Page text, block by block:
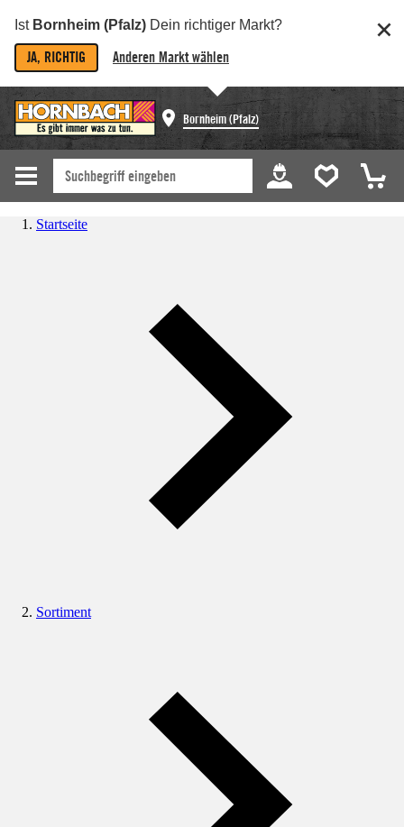
Ist Bornheim (Pfalz) Dein richtiger Markt?
JA, RICHTIG Anderen Markt wählen
Bornheim (Pfalz)
Startseite
Sortiment